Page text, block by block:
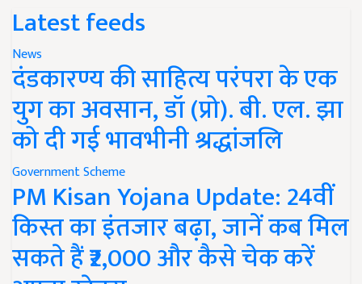
Latest feeds
News
दंडकारण्य की साहित्य परंपरा के एक
युग का अवसान, डॉ (प्रो). बी. एल. झा
को दी गई भावभीनी श्रद्धांजलि
Government Scheme
PM Kisan Yojana Update: 24वीं
किस्त का इंतजार बढ़ा, जानें कब मिल
सकते हैं ₹2,000 और कैसे चेक करें